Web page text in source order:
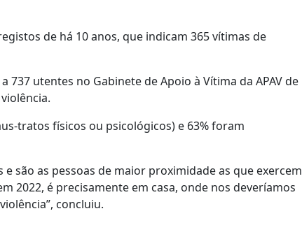
de há 10 anos, que indicam 365 vítimas de
utentes no Gabinete de Apoio à Vítima da APAV de
tratos físicos ou psicológicos) e 63% foram
são as pessoas de maior proximidade as que exercem
2022, é precisamente em casa, onde nos deveríamos
concluiu.